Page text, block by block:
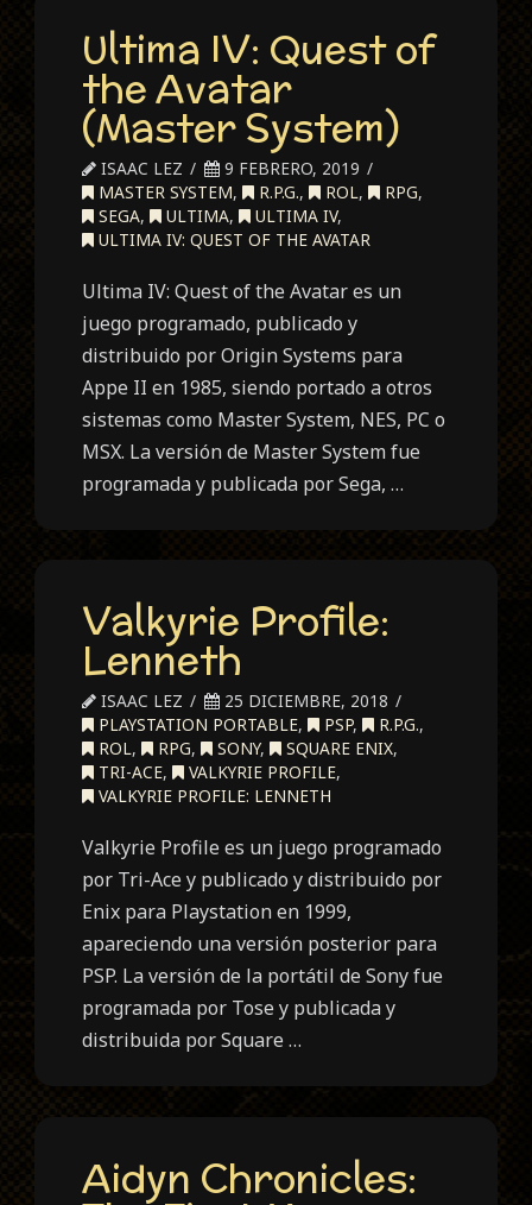
Ultima IV: Quest of
the Avatar
(Master System)
ISAAC LEZ
9 FEBRERO, 2019
MASTER SYSTEM, R.P.G., ROL, RPG,
SEGA, ULTIMA, ULTIMA IV,
ULTIMA IV: QUEST OF THE AVATAR
Ultima IV: Quest of the Avatar es un
juego programado, publicado y
distribuido por Origin Systems para
Appe II en 1985, siendo portado a otros
sistemas como Master System, NES, PC o
MSX. La versión de Master System fue
programada y publicada por Sega, …
Valkyrie Profile:
Lenneth
ISAAC LEZ
25 DICIEMBRE, 2018
PLAYSTATION PORTABLE, PSP, R.P.G.,
ROL, RPG, SONY, SQUARE ENIX,
TRI-ACE, VALKYRIE PROFILE,
VALKYRIE PROFILE: LENNETH
Valkyrie Profile es un juego programado
por Tri-Ace y publicado y distribuido por
Enix para Playstation en 1999,
apareciendo una versión posterior para
PSP. La versión de la portátil de Sony fue
programada por Tose y publicada y
distribuida por Square …
Aidyn Chronicles: